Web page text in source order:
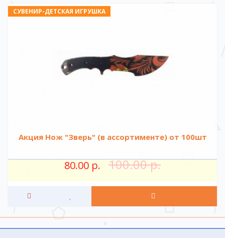
СУВЕНИР-ДЕТСКАЯ ИГРУШКА
Акция Нож "Зверь" (в ассортименте) от 100шт
80.00 р. 100.00 р.